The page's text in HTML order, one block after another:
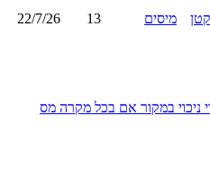
מיסים 13
22/7/26
ניכוי במקור אם בכל מקרה מס